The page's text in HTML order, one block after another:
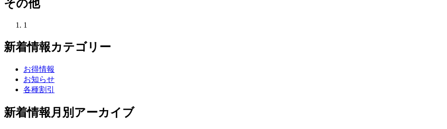
その他
1
新着情報カテゴリー
お得情報
お知らせ
各種割引
新着情報月別アーカイブ